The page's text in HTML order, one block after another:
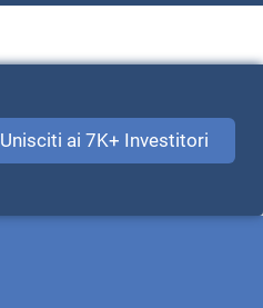
Unisciti ai 7K+ Investitori